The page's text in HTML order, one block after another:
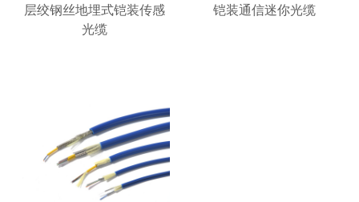
层绞钢丝地埋式铠装传感
光缆
铠装通信迷你光缆